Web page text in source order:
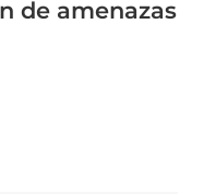
de amenazas